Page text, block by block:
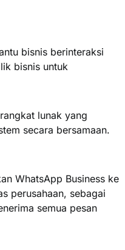
bisnis berinteraksi
bisnis untuk
lunak yang
secara bersamaan.
WhatsApp Business ke
perusahaan, sebagai
semua pesan